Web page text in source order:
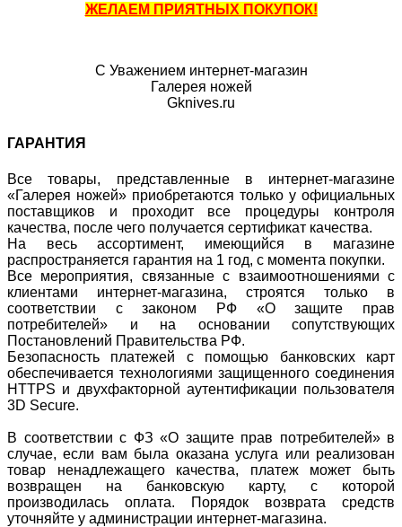
ЖЕЛАЕМ ПРИЯТНЫХ ПОКУПОК!
С Уважением интернет-магазин
Галерея ножей
Gknives.ru
ГАРАНТИЯ
Все товары, представленные в интернет-магазине
«Галерея ножей» приобретаются только у официальных
поставщиков и проходит все процедуры контроля
качества, после чего получается сертификат качества.
На весь ассортимент, имеющийся в магазине
распространяется гарантия на 1 год, с момента покупки.
Все мероприятия, связанные с взаимоотношениями с
клиентами интернет-магазина, строятся только в
соответствии с законом РФ «О защите прав
потребителей» и на основании сопутствующих
Постановлений Правительства РФ.
Безопасность платежей с помощью банковских карт
обеспечивается технологиями защищенного соединения
HTTPS и двухфакторной аутентификации пользователя
3D Secure.
В соответствии с ФЗ «О защите прав потребителей» в
случае, если вам была оказана услуга или реализован
товар ненадлежащего качества, платеж может быть
возвращен на банковскую карту, с которой
производилась оплата. Порядок возврата средств
уточняйте у администрации интернет-магазина.